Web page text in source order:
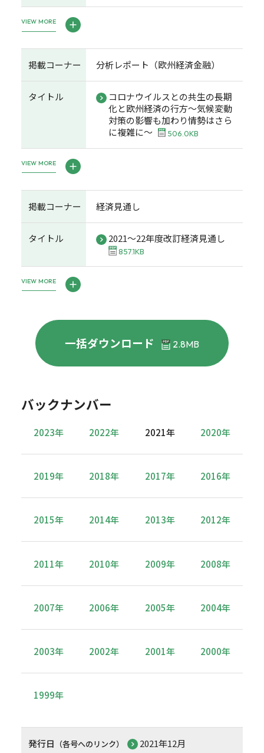
VIEW MORE
掲載コーナー 分析レポート（欧州経済金融）
タイトル
コロナウイルスとの共生の長期
化と欧州経済の行方～気候変動
対策の影響も加わり情勢はさら
に複雑に～
506.0KB
VIEW MORE
掲載コーナー 経済見通し
タイトル 2021～22年度改訂経済見通し
857.1KB
VIEW MORE
一括ダウンロード 2.8MB
バックナンバー
2023年 2022年 2021年 2020年
2019年 2018年 2017年 2016年
2015年 2014年 2013年 2012年
2011年 2010年 2009年 2008年
2007年 2006年 2005年 2004年
2003年 2002年 2001年 2000年
1999年
発行日 （各号へのリンク） 2021年12月